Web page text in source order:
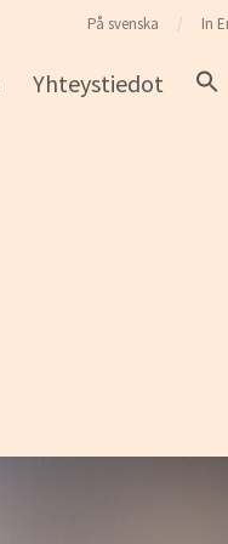
Yhteystiedot
På svenska In